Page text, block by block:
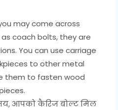
may come across
coach bolts, they are
You can use carriage
to other metal
them to fasten wood
आपको कैरिज बोल्ट मिल